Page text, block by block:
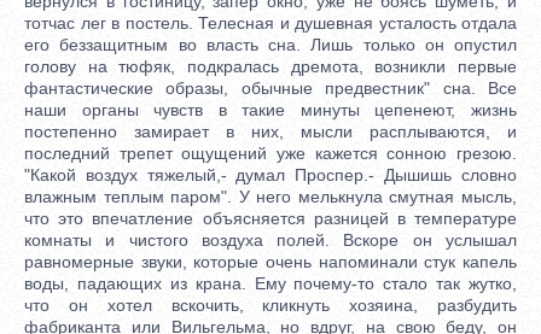
тотчас лег в постель. Телесная и душевная усталость отдала
его беззащитным во власть сна. Лишь только он опустил
голову на тюфяк, подкралась дремота, возникли первые
фантастические образы, обычные предвестник" сна. Все
наши органы чувств в такие минуты цепенеют, жизнь
постепенно замирает в них, мысли расплываются, и
последний трепет ощущений уже кажется сонною грезою.
"Какой воздух тяжелый,- думал Проспер.- Дышишь словно
влажным теплым паром". У него мелькнула смутная мысль,
что это впечатление объясняется разницей в температуре
комнаты и чистого воздуха полей. Вскоре он услышал
равномерные звуки, которые очень напоминали стук капель
воды, падающих из крана. Ему почему-то стало так жутко,
что он хотел вскочить, кликнуть хозяина, разбудить
фабриканта или Вильгельма, но вдруг, на свою беду, он